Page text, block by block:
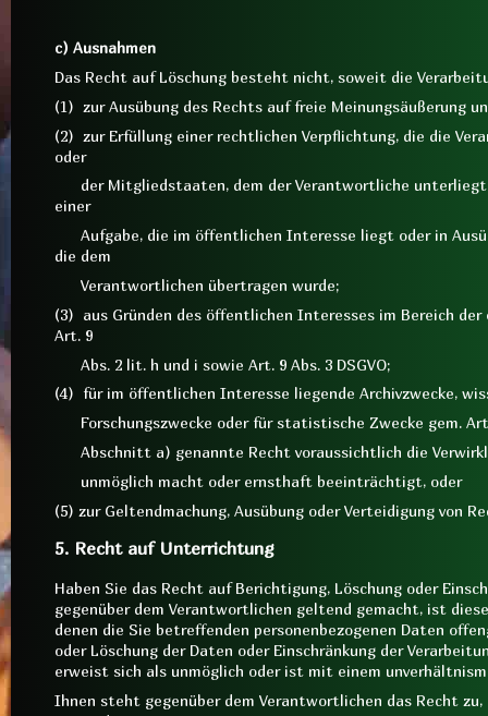
c) Ausnahmen
Das Recht auf Löschung besteht nicht, soweit die
(1) zur Ausübung des Rechts auf freie Meinungsäußerung
(2) zur Erfüllung einer rechtlichen Verpflichtung, die die
oder
der Mitgliedstaaten, dem der Verantwortliche unterliegt,
einer
Aufgabe, die im öffentlichen Interesse liegt oder in
die dem
Verantwortlichen übertragen wurde;
(3) aus Gründen des öffentlichen Interesses im Bereich
Art. 9
Abs. 2 lit. h und i sowie Art. 9 Abs. 3 DSGVO;
(4) für im öffentlichen Interesse liegende Archivzwecke,
Forschungszwecke oder für statistische Zwecke gem. Art.
Abschnitt a) genannte Recht voraussichtlich die
unmöglich macht oder ernsthaft beeinträchtigt, oder
(5) zur Geltendmachung, Ausübung oder Verteidigung von
5. Recht auf Unterrichtung
Haben Sie das Recht auf Berichtigung, Löschung oder
gegenüber dem Verantwortlichen geltend gemacht, ist
denen die Sie betreffenden personenbezogenen Daten
oder Löschung der Daten oder Einschränkung der
erweist sich als unmöglich oder ist mit einem
Ihnen steht gegenüber dem Verantwortlichen das Recht